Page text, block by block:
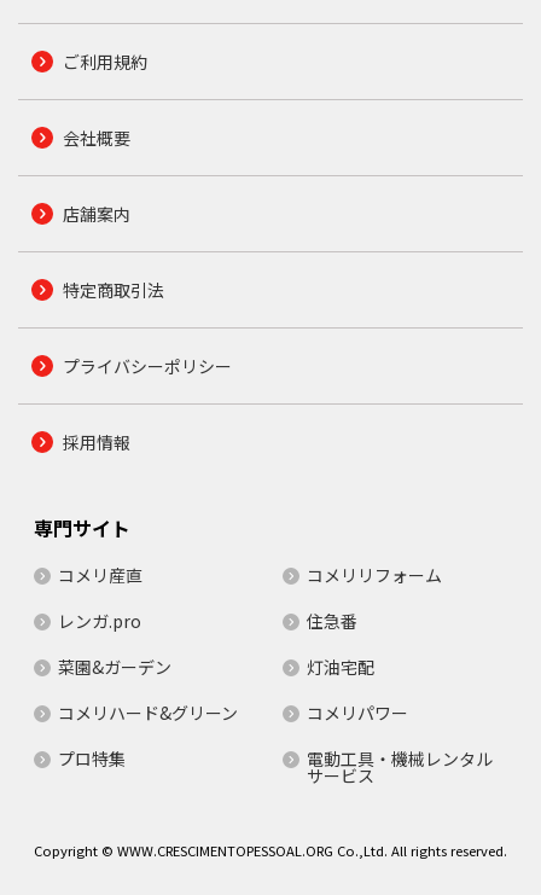
ご利用規約
会社概要
店舗案内
特定商取引法
プライバシーポリシー
採用情報
専門サイト
コメリ産直
コメリリフォーム
レンガ.pro
住急番
菜園&ガーデン
灯油宅配
コメリハード&グリーン
コメリパワー
プロ特集
電動工具・機械レンタル
サービス
Copyright © WWW.CRESCIMENTOPESSOAL.ORG Co.,Ltd. All rights reserved.